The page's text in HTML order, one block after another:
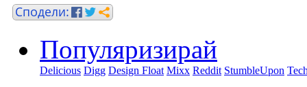
Популяризирай
Delicious Digg Design Float Mixx Reddit StumbleUpon